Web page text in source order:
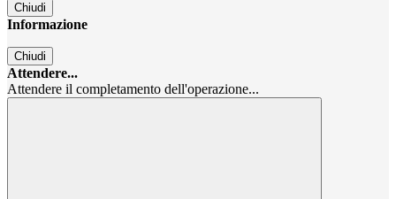
Chiudi
Informazione
Chiudi
Attendere...
Attendere il completamento dell'operazione...